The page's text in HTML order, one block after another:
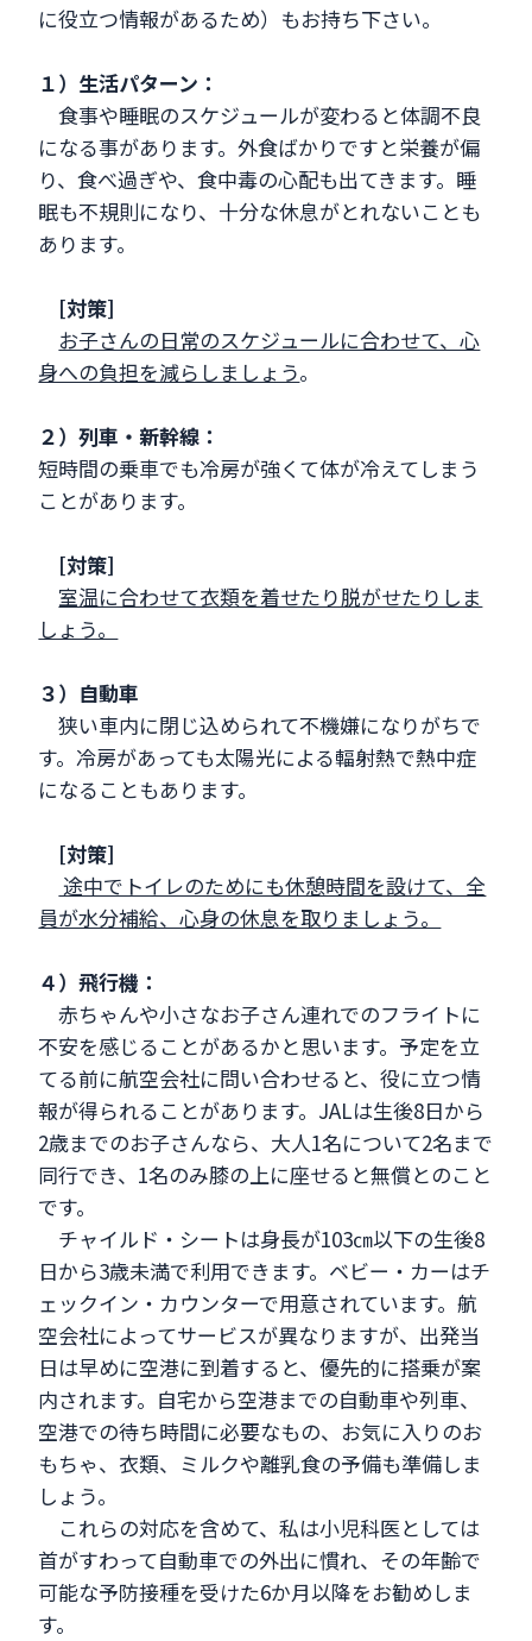
に役立つ情報があるため）もお持ち下さい。
１）生活パターン：
食事や睡眠のスケジュールが変わると体調不良
になる事があります。外食ばかりですと栄養が偏
り、食べ過ぎや、食中毒の心配も出てきます。睡
眠も不規則になり、十分な休息がとれないことも
あります。
[対策]
お子さんの日常のスケジュールに合わせて、心
身への負担を減らしましょう。
２）列車・新幹線：
短時間の乗車でも冷房が強くて体が冷えてしまう
ことがあります。
[対策]
室温に合わせて衣類を着せたり脱がせたりしま
しょう。
３）自動車
狭い車内に閉じ込められて不機嫌になりがちで
す。冷房があっても太陽光による輻射熱で熱中症
になることもあります。
[対策]
途中でトイレのためにも休憩時間を設けて、全
員が水分補給、心身の休息を取りましょう。
４）飛行機：
赤ちゃんや小さなお子さん連れでのフライトに
不安を感じることがあるかと思います。予定を立
てる前に航空会社に問い合わせると、役に立つ情
報が得られることがあります。JALは生後8日から
2歳までのお子さんなら、大人1名について2名まで
同行でき、1名のみ膝の上に座せると無償とのこと
です。
チャイルド・シートは身長が103㎝以下の生後8
日から3歳未満で利用できます。ベビー・カーはチ
ェックイン・カウンターで用意されています。航
空会社によってサービスが異なりますが、出発当
日は早めに空港に到着すると、優先的に搭乗が案
内されます。自宅から空港までの自動車や列車、
空港での待ち時間に必要なもの、お気に入りのお
もちゃ、衣類、ミルクや離乳食の予備も準備しま
しょう。
これらの対応を含めて、私は小児科医としては
首がすわって自動車での外出に慣れ、その年齢で
可能な予防接種を受けた6か月以降をお勧めしま
す。